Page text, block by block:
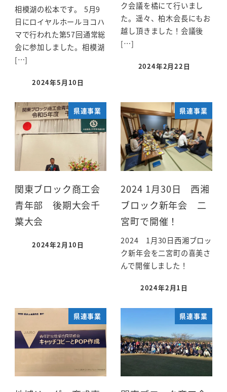
相模湖の松本です。 5月9
日にロイヤルホールヨコハ
マで行われた第57回通常総
会に参加しました。相模湖
[…]
2024年5月10日
ク会議を橘にて行いまし
た。遥々、柏木会長にもお
越し頂きました！会議後
[…]
2024年2月22日
県連事業
関東ブロック商工会
青年部 後期大会千
葉大会
2024年2月10日
県連事業
2024 1月30日 西湘
ブロック新年会 二
宮町で開催！
2024 1月30日西湘ブロッ
ク新年会を二宮町の喜美さ
んで開催しました！
2024年2月1日
県連事業 県連事業